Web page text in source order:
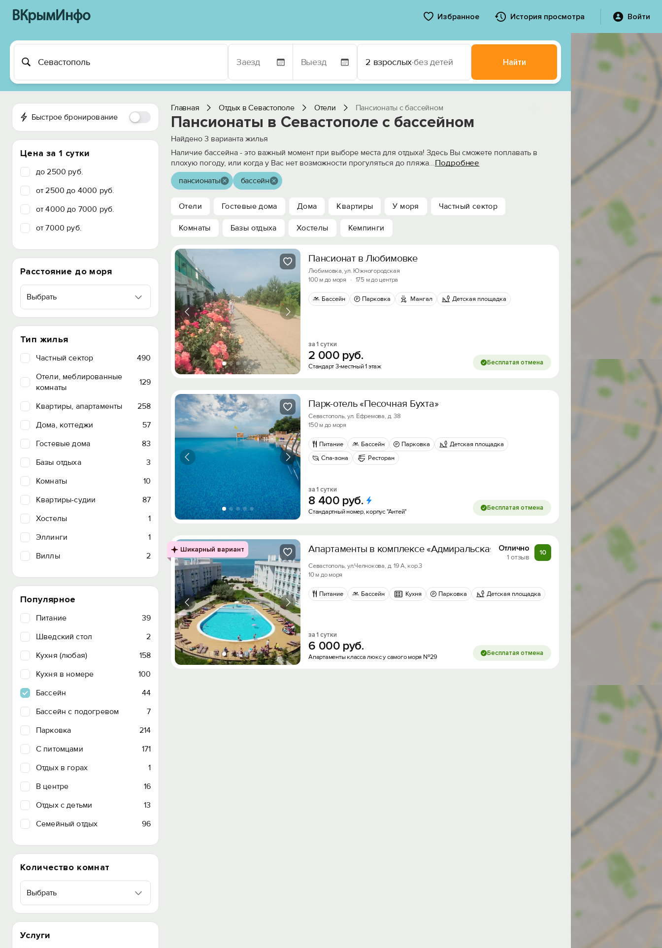
ВКрымИнфо Избранное История просмотра Войти
2 взрослых·без детей Найти
Быстрое бронирование
Цена за 1 сутки
до 2500 руб.
от 2500 до 4000 руб.
от 4000 до 7000 руб.
от 7000 руб.
Расстояние до моря
Выбрать
Тип жилья
Частный сектор
490
Отели, меблированные
комнаты
129
Квартиры, апартаменты
258
Дома, коттеджи
57
Гостевые дома
83
Базы отдыха
3
Комнаты
10
Квартиры-судии
87
Хостелы
1
Эллинги
1
Виллы
2
Популярное
Питание
39
Шведский стол
2
Кухня (любая)
158
Кухня в номере
100
Бассейн
44
Бассейн с подогревом
7
Парковка
214
C питомцами
171
Отдых в горах
1
В центре
16
Отдых с детьми
13
Семейный отдых
96
Количество комнат
Выбрать
Услуги
Главная Отдых в Севастополе Отели Пансионаты с бассейном
Пансионаты в Севастополе с бассейном
Найдено 3 варианта жилья
Наличие бассейна - это важный момент при выборе места для отдыха! Здесь Вы сможете поплавать в
плохую погоду, или когда у Вас нет возможности прогуляться до пляжа...Подробнее
пансионаты бассейн
Отели Гостевые дома Дома Квартиры У моря Частный сектор
Комнаты Базы отдыха Хостелы Кемпинги
Пансионат в Любимовке
Любимовка, ул. Южногородская
100 м до моря
· 175 м до центра
Бассейн Парковка Мангал Детская площадка
за 1 сутки
2 000 руб.
Стандарт 3-местный 1 этаж Бесплатая отмена
Парк-отель «Песочная Бухта»
Севастополь, ул. Ефремова, д. 38
150 м до моря
Питание Бассейн Парковка
Детская площадка
Спа-зона
Ресторан
за 1 сутки
8 400 руб.
Стандартный номер, корпус "Антей" Бесплатая отмена
Шикарный вариант Апартаменты в комплексе «Адмиральская лагуна»
Отлично
1 отзыв
10
Севастополь, ул.Челнокова, д. 19 А, кор.3
10 м до моря
Питание Бассейн Кухня Парковка Детская площадка
за 1 сутки
6 000 руб.
Апартаменты класса люкс у самого моря №29 Бесплатая отмена